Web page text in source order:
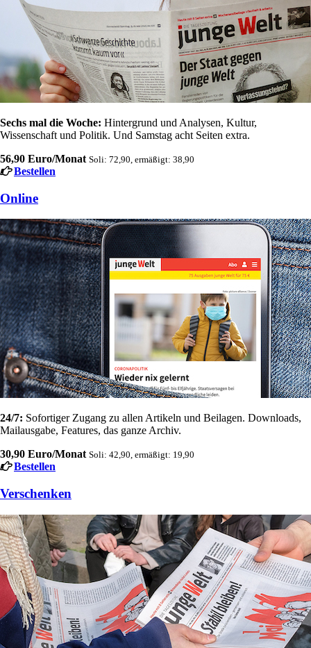
Sechs mal die Woche: Hintergrund und Analysen, Kultur,
Wissenschaft und Politik. Und Samstag acht Seiten extra.
56,90 Euro/Monat Soli: 72,90, ermäßigt: 38,90
Bestellen
Online
24/7: Sofortiger Zugang zu allen Artikeln und Beilagen. Downloads,
Mailausgabe, Features, das ganze Archiv.
30,90 Euro/Monat Soli: 42,90, ermäßigt: 19,90
Bestellen
Verschenken